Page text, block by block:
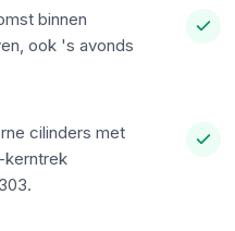
binnen
ook 's avonds
cilinders met
kerntrek